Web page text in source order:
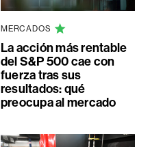
MERCADOS
La acción más rentable
del S&P 500 cae con
fuerza tras sus
resultados: qué
preocupa al mercado